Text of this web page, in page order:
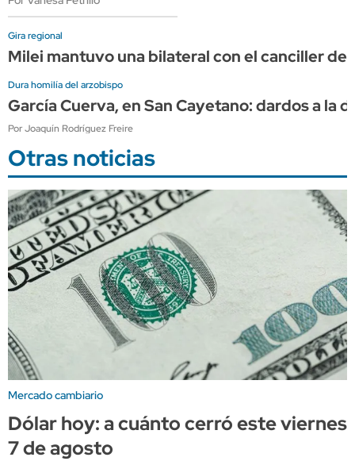
Gira regional
Milei mantuvo una bilateral con el canciller de
Dura homilía del arzobispo
García Cuerva, en San Cayetano: dardos a la
Por Joaquín Rodríguez Freire
Otras noticias
Mercado cambiario
Dólar hoy: a cuánto cerró este viernes
7 de agosto